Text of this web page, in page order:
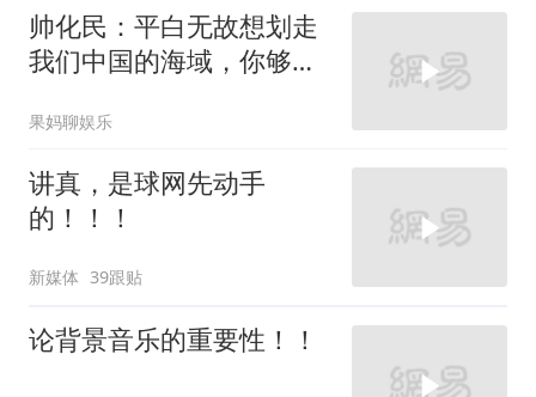
帅化民：平白无故想划走
我们中国的海域，你够格
果妈聊娱乐
讲真，是球网先动手
的！！！
新媒体 39跟贴
论背景音乐的重要性！！